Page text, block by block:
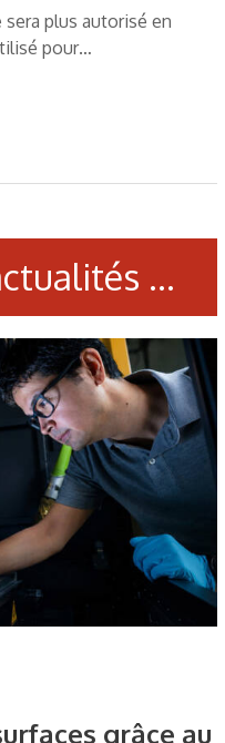
sera plus autorisé en
pour…
...
grâce au